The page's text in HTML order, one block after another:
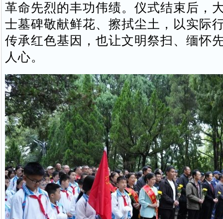
革命先烈的丰功伟绩。仪式结束后，
士墓碑敬献鲜花、擦拭尘土，以实际
传承红色基因，也让文明祭扫、缅怀
人心。